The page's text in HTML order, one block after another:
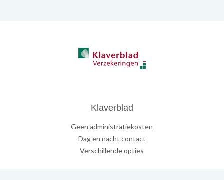
Klaverblad
Geen administratiekosten
Dag en nacht contact
Verschillende opties